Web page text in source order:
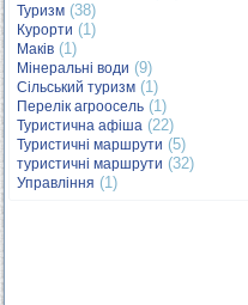
Туризм (38)
Курорти (1)
Маків (1)
Мінеральні води (9)
Сільський туризм (1)
Перелік агроосель (1)
Туристична афіша (22)
Туристичні маршрути (5)
туристичні маршрути (32)
Управління (1)